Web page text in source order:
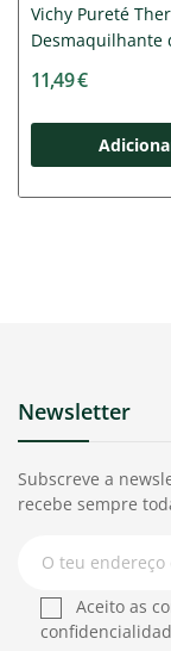
Vichy Pureté
Desmaquilhante
11,49 €
Newsletter
Subscreve a
recebe sempre
Aceito as